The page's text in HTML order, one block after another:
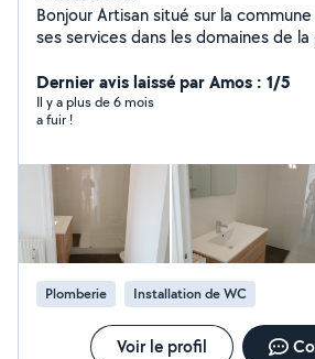
Bonjour Artisan situé sur la commune de Talant, propose
ses services dans les domaines de
et tapisserie. Création de salle de bain clés en main.
Installation des sanitaires : Wc
baignoire, douche, évier, robinetterie,
d'adoucisseurs. Installation et
chauffage et climatisation.
de Vmc. Ramonage de cheminées
Dépannage sur tout types
(Déplacement offert) En vous remerciant de me confier
votre installation, je reste à votre
pouvez me contacter tout les jours. Je reste à votre
écoute et vous souhaite une très
Dernier avis laissé par Amos : 1/5
Il y a plus de 6 mois
a fuir !
Plomberie Installation de WC
Voir le profil